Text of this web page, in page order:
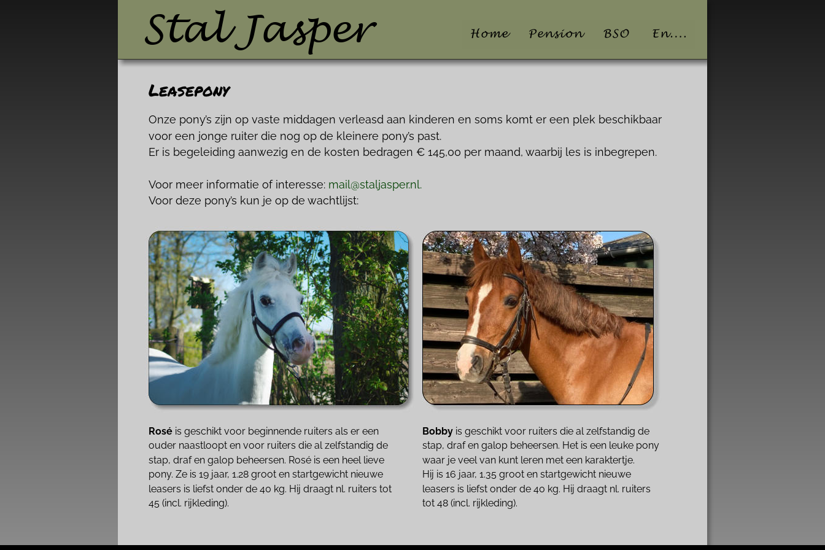
Stal Jasper
Leasepony
Onze pony’s zijn op vaste middagen verleasd aan kinderen en soms komt er een plek beschikbaar
voor een jonge ruiter die nog op de kleinere pony’s past.
Er is begeleiding aanwezig en de kosten bedragen € 145,00 per maand, waarbij les is inbegrepen.
Voor meer informatie of interesse: mail@staljasper.nl.
Voor deze pony’s kun je op de wachtlijst:
Rosé is geschikt voor beginnende ruiters als er een
ouder naastloopt en voor ruiters die al zelfstandig de
stap, draf en galop beheersen. Rosé is een heel lieve
pony. Ze is 19 jaar, 1.28 groot en startgewicht nieuwe
leasers is liefst onder de 40 kg. Hij draagt nl. ruiters tot
45 (incl. rijkleding).
Bobby is geschikt voor ruiters die al zelfstandig de
stap, draf en galop beheersen. Het is een leuke pony
waar je veel van kunt leren met een karaktertje.
Hij is 16 jaar, 1.35 groot en startgewicht nieuwe
leasers is liefst onder de 40 kg. Hij draagt nl. ruiters
tot 48 (incl. rijkleding).